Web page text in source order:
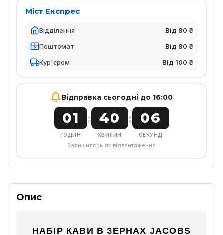
Міст Експрес
Відділення
Від 80 ₴
Поштомат
Від 80 ₴
Кур'єром
Від 100 ₴
Відправка сьогодні до 16:00
01
ГОДИН
: 40
ХВИЛИН
: 06
СЕКУНД
Залишилось до відвантаження
Опис
НАБІР КАВИ В ЗЕРНАХ JACOBS